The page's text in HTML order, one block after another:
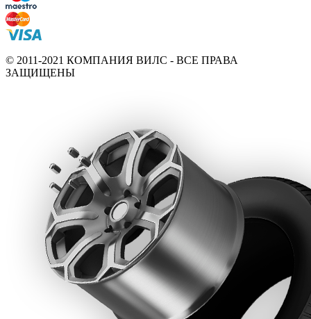
© 2011-2021 КОМПАНИЯ ВИЛС - ВСЕ ПРАВА
ЗАЩИЩЕНЫ